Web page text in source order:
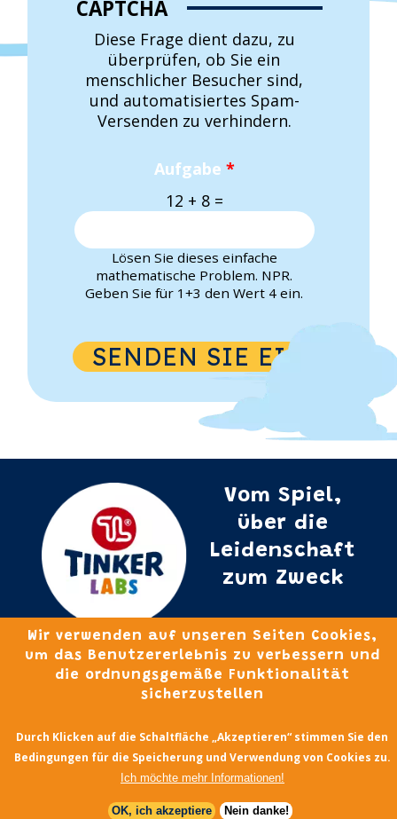
CAPTCHA
Diese Frage dient dazu, zu
überprüfen, ob Sie ein
menschlicher Besucher sind,
und automatisiertes Spam-
Versenden zu verhindern.
Aufgabe *
12 + 8 =
Lösen Sie dieses einfache
mathematische Problem. NPR.
Geben Sie für 1+3 den Wert 4 ein.
Vom Spiel,
über die
Leidenschaft
zum Zweck
Kontakt
Tinker Labs
Germany
germany@tinker-labs.de
Wir verwenden auf unseren Seiten Cookies,
um das Benutzererlebnis zu verbessern und
die ordnungsgemäße Funktionalität
sicherzustellen
Durch Klicken auf die Schaltfläche „Akzeptieren“ stimmen Sie den
Bedingungen für die Speicherung und Verwendung von Cookies zu.
Ich möchte mehr Informationen!
OK, ich akzeptiere Nein danke!